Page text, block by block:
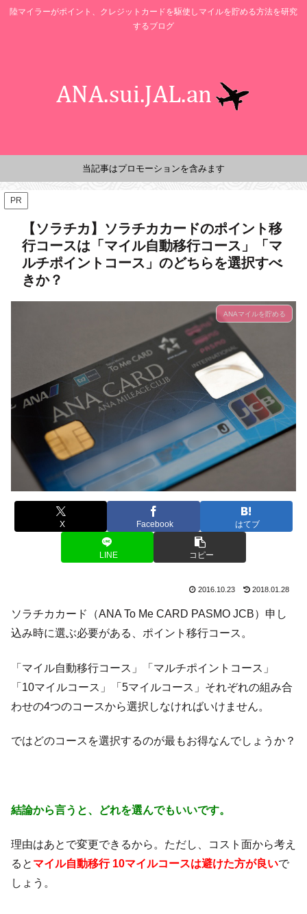
陸マイラーがポイント、クレジットカードを駆使しマイルを貯める方法を研究
するブログ
当記事はプロモーションを含みます
PR
【ソラチカ】ソラチカカードのポイント移
行コースは「マイル自動移行コース」「マ
ルチポイントコース」のどちらを選択すべ
きか？
ANAマイルを貯める
X Facebook はてブ
LINE コピー
2016.10.23 2018.01.28
ソラチカカード（ANA To Me CARD PASMO JCB）申し
込み時に選ぶ必要がある、ポイント移行コース。
「マイル自動移行コース」「マルチポイントコース」
「10マイルコース」「5マイルコース」それぞれの組み合
わせの4つのコースから選択しなければいけません。
ではどのコースを選択するのが最もお得なんでしょうか？
結論から言うと、どれを選んでもいいです。
理由はあとで変更できるから。ただし、コスト面から考え
ると マイル自動移行 10マイルコースは避けた方が良いで
しょう。